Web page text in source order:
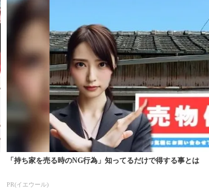
「持ち家を売る時のNG行為」知ってるだけで得する事とは
PR(イエウール)